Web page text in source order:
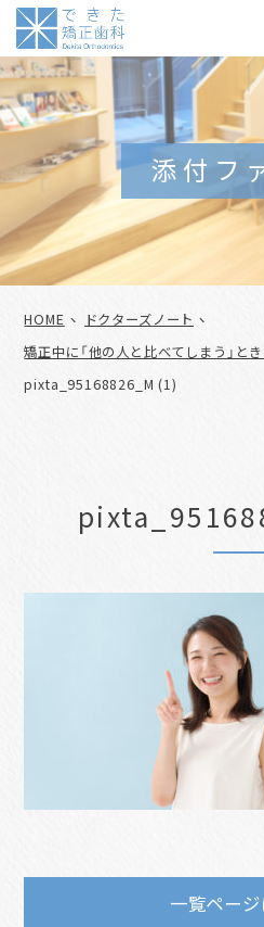
添付フ
HOME
ドクターズノート
矯正中に「他の人と比べてしまう」と
pixta_95168826_M (1)
一覧ペー